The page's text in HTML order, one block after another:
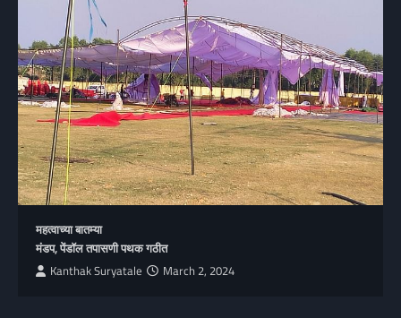
महत्वाच्या बातम्या
मंडप, पेंडॉल तपासणी पथक गठीत
Kanthak Suryatale March 2, 2024